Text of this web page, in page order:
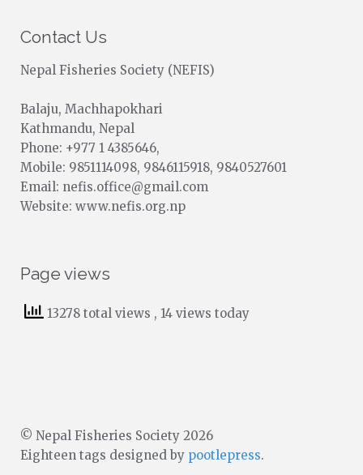
Contact Us
Nepal Fisheries Society (NEFIS)
Balaju, Machhapokhari
Kathmandu, Nepal
Phone: +977 1 4385646,
Mobile: 9851114098, 9846115918, 9840527601
Email: nefis.office@gmail.com
Website: www.nefis.org.np
Page views
13278 total views , 14 views today
© Nepal Fisheries Society 2026
Eighteen tags designed by pootlepress.